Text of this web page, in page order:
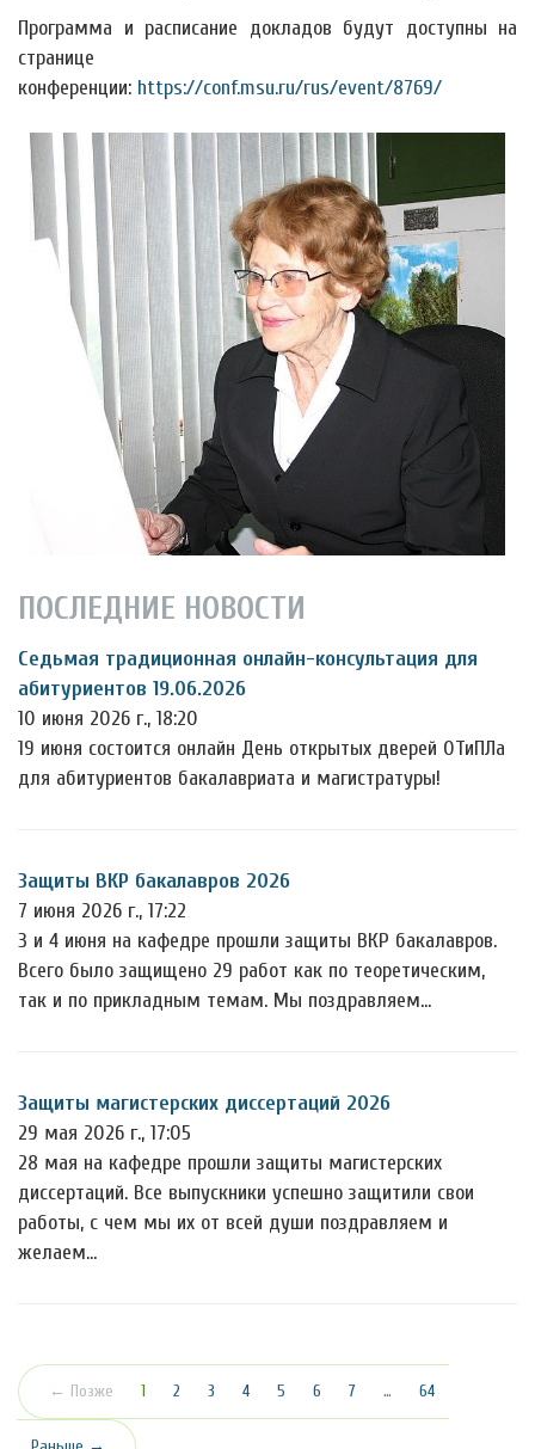
Программа и расписание докладов будут доступны на
странице
конференции: https://conf.msu.ru/rus/event/8769/
ПОСЛЕДНИЕ НОВОСТИ
Седьмая традиционная онлайн-консультация для
абитуриентов 19.06.2026
10 июня 2026 г., 18:20
19 июня состоится онлайн День открытых дверей ОТиПЛа
для абитуриентов бакалавриата и магистратуры!
Защиты ВКР бакалавров 2026
7 июня 2026 г., 17:22
3 и 4 июня на кафедре прошли защиты ВКР бакалавров.
Всего было защищено 29 работ как по теоретическим,
так и по прикладным темам. Мы поздравляем…
Защиты магистерских диссертаций 2026
29 мая 2026 г., 17:05
28 мая на кафедре прошли защиты магистерских
диссертаций. Все выпускники успешно защитили свои
работы, с чем мы их от всей души поздравляем и
желаем…
← Позже 1 (текущая)
2 3 4 5 6 7 … 64